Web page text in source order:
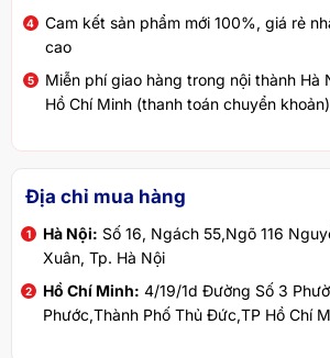
Cam kết sản phẩm mới 100%, giá rẻ
cao
Miễn phí giao hàng trong nội thành Hà
Hồ Chí Minh (thanh toán chuyển khoản)
Địa chỉ mua hàng
Hà Nội: Số 16, Ngách 55,Ngõ 116
Xuân, Tp. Hà Nội
Hồ Chí Minh: 4/19/1d Đường Số 3
Phước,Thành Phố Thủ Đức,TP Hồ Chí